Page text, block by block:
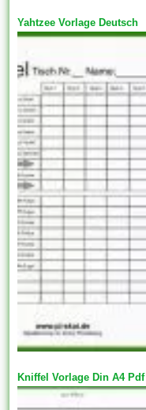
Yahtzee Vorlage Deutsch
Kniffel Vorlage Din A4 Pdf